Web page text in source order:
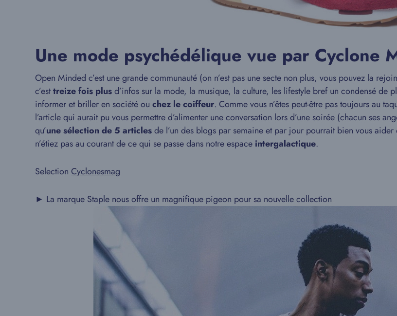
Une mode psychédélique vue par Cyclone
Open Minded c’est une grande communauté (on n’est pas une secte non plus, vous pouvez la
c’esttreize fois plusd’infos sur la mode, la musique, la culture, les lifestyle bref un condensé de
informer et briller en société ou chez le coiffeur. Comme vous n’êtes peut-être pas toujours au
l’article qui aurait pu vous permettre d’alimenter une conversation lors d’une soirée (chacun ses
qu’une sélection de 5 articlesde l’un des blogs par semaine et par jour pourrait bien vous
n’étiez pas au courant de ce qui se passe dans notre espace intergalactique.
Selection Cyclonesmag
► La marque Staple nous offre un magnifique pigeon pour sa nouvelle collection